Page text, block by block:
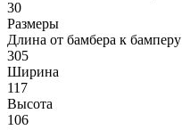
30
Размеры
Длина от бамбера к бамперу
305
Ширина
117
Высота
106